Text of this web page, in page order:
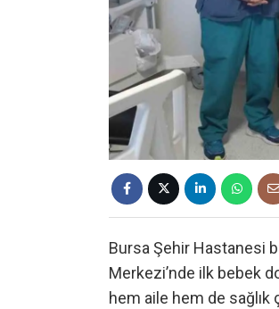
Bursa Şehir Hastanesi
Merkezi’nde ilk bebek
hem aile hem de sağlık